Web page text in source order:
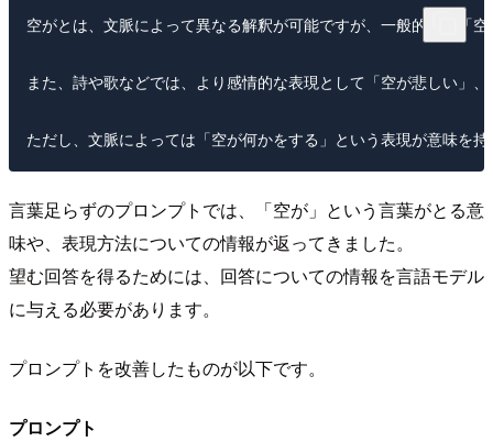
空がとは、文脈によって異なる解釈が可能ですが、一般的には「
また、詩や歌などでは、より感情的な表現として「空が悲しい」
言葉足らずのプロンプトでは、「空が」という言葉がとる意
味や、表現方法についての情報が返ってきました。
望む回答を得るためには、回答についての情報を言語モデル
に与える必要があります。
プロンプトを改善したものが以下です。
プロンプト